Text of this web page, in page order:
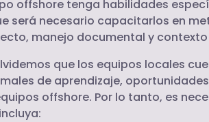
offshore tenga habilidades
será necesario capacitarlos en
manejo documental y
que los equipos locales
de aprendizaje,
offshore. Por lo tanto, es